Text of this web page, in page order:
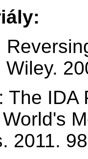
Wiley.
The IDA
2011.